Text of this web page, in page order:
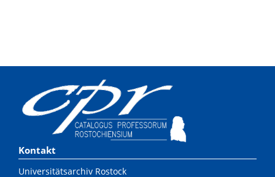
Kontakt
Universitätsarchiv Rostock